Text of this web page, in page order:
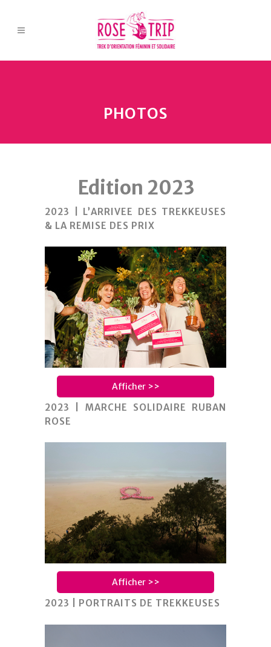
PHOTOS
Edition 2023
2023 | L’ARRIVEE DES TREKKEUSES
& LA REMISE DES PRIX
Afficher >>
2023 | MARCHE SOLIDAIRE RUBAN
ROSE
Afficher >>
2023 | PORTRAITS DE TREKKEUSES